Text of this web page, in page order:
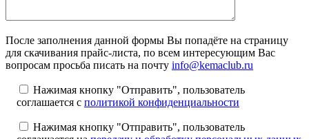
После заполнения данной формы Вы попадёте на страницу
для скачивания прайс-листа, по всем интересующим Вас
вопросам просьба писать на почту info@kemaclub.ru
Нажимая кнопку "Отправить", пользователь
соглашается с политикой конфиденциальности
Нажимая кнопку "Отправить", пользователь